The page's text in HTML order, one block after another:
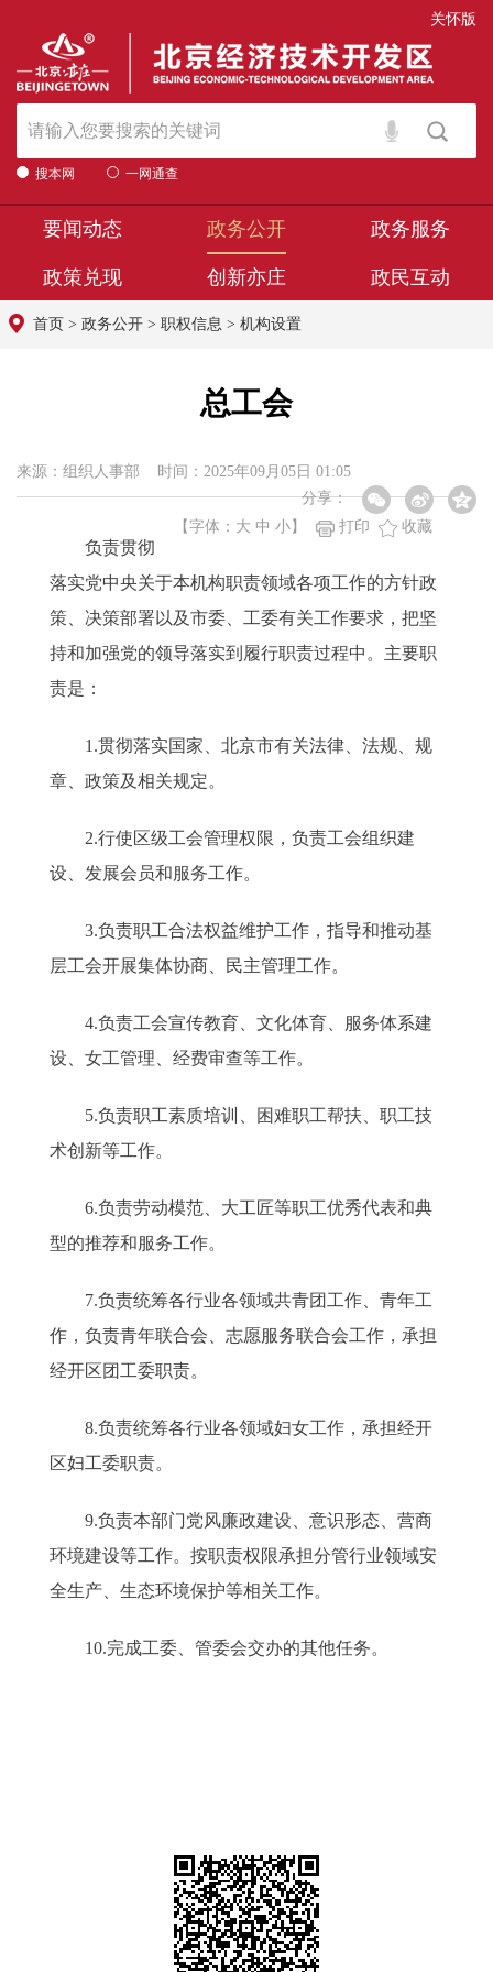
关怀版
搜本网 一网通查
要闻动态 政务公开 政务服务
政策兑现 创新亦庄 政民互动
首页 > 政务公开 > 职权信息 > 机构设置
总工会
来源：组织人事部 时间：2025年09月05日 01:05
分享：
【字体： 大 中 小 】 打印 收藏
负责贯彻
落实党中央关于本机构职责领域各项工作的方针政
策、决策部署以及市委、工委有关工作要求，把坚
持和加强党的领导落实到履行职责过程中。主要职
责是：
1.贯彻落实国家、北京市有关法律、法规、规
章、政策及相关规定。
2.行使区级工会管理权限，负责工会组织建
设、发展会员和服务工作。
3.负责职工合法权益维护工作，指导和推动基
层工会开展集体协商、民主管理工作。
4.负责工会宣传教育、文化体育、服务体系建
设、女工管理、经费审查等工作。
5.负责职工素质培训、困难职工帮扶、职工技
术创新等工作。
6.负责劳动模范、大工匠等职工优秀代表和典
型的推荐和服务工作。
7.负责统筹各行业各领域共青团工作、青年工
作，负责青年联合会、志愿服务联合会工作，承担
经开区团工委职责。
8.负责统筹各行业各领域妇女工作，承担经开
区妇工委职责。
9.负责本部门党风廉政建设、意识形态、营商
环境建设等工作。按职责权限承担分管行业领域安
全生产、生态环境保护等相关工作。
10.完成工委、管委会交办的其他任务。